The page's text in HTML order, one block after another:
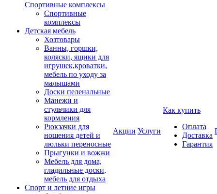
Спортивные комплексы
Спортивные
комплексы
Детская мебель
Хозтовары
Ванны, горшки,
коляски, ящики для
игрушек,кроватки,
мебель по уходу за
малышами
Доски пеленальные
Манежи и
стульчики для
кормления
Рюкзачки для
ношения детей и
люльки переносные
Прыгунки и вожжи
Мебель для дома,
гладильные доски,
мебель для отдыха
Спорт и летние игры
Акции Услуги
Как купить
Оплата
Доставка
Гарантия